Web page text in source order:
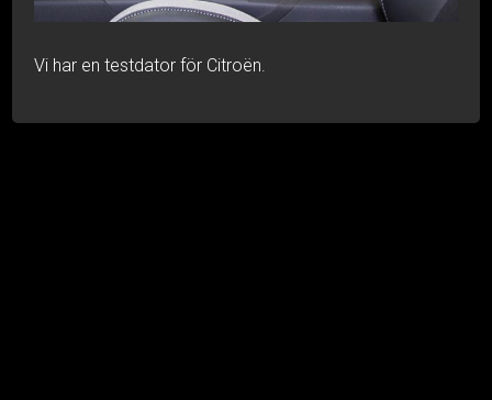
Vi har en testdator för Citroën.